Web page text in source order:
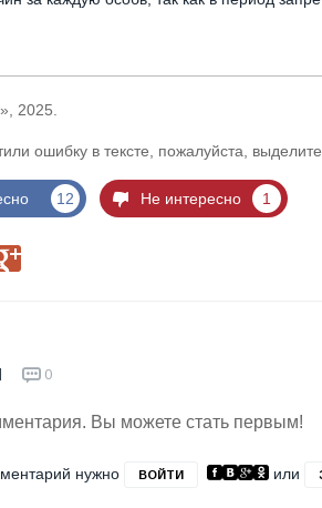
2025.
ошибку в тексте, пожалуйста,
12 Не интересно 1
0
Вы можете стать первым!
нужно ВОЙТИ или